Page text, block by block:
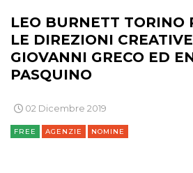
DATI
PREVISIONI/SCENARI
LEO BURNETT TORINO
LE DIREZIONI
GIOVANNI GRECO ED
PASQUINO
02 Dicembre 2019
FREE AGENZIE NOMINE